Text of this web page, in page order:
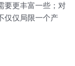
要更丰富一些；对
仅仅局限一个产